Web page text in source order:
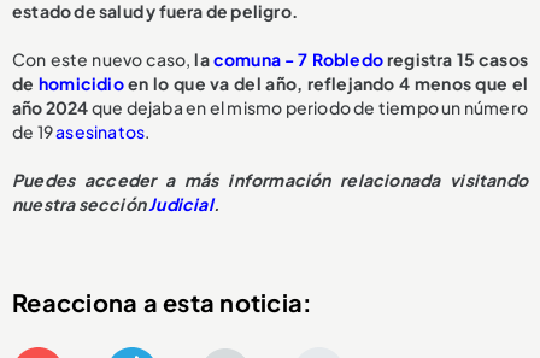
estado de salud y fuera de peligro.
Con este nuevo caso,lacomuna - 7 Robledoregistra 15 casos
de homicidioen lo que va del año, reflejando 4 menos que el
año 2024que dejaba en el mismo periodo de tiempo un número
de 19asesinatos
Puedes acceder a más información relacionada visitando
nuestra sección Judicial.
Reacciona a esta noticia: